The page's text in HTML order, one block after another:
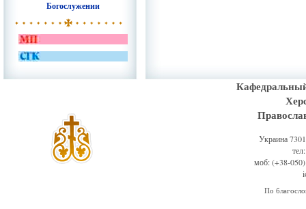
Богослужении
Украина
моб: (+38-
По